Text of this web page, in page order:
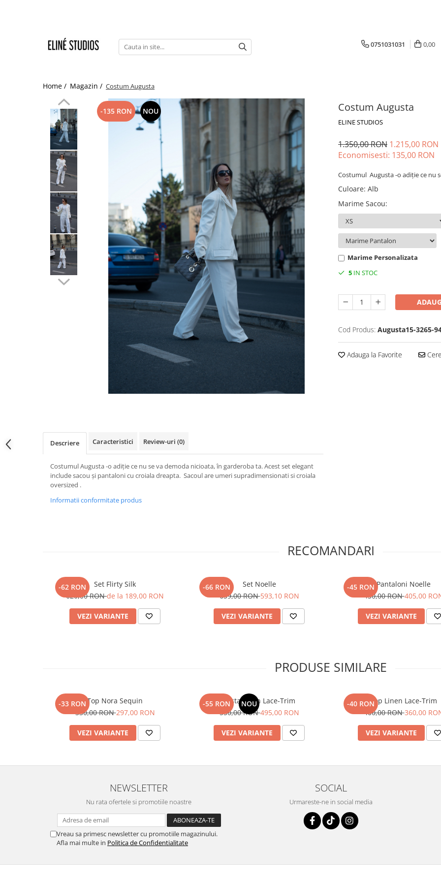
Lichidare de stoc
0751031031 0,00
Home / Magazin / Costum Augusta
Costum Augusta
ELINE STUDIOS
-135 RON NOU
1.350,00 RON 1.215,00 RON
Economisesti: 135,00 RON
Costumul Augusta -o adiție ce nu
Culoare: Alb
Marime Sacou:
Marime Personalizata
5 IN STOC
Cod Produs: Augusta15-3265-
Adauga la Favorite
Descriere Caracteristici Review-uri (0)
Costumul Augusta -o adiție ce nu se va demoda nicioata, în garderoba ta. Acest set elegant
include sacou și pantaloni cu croiala dreapta. Sacoul are umeri supradimensionati si croiala
oversized .
Informatii conformitate produs
RECOMANDARI
-62 RON
Set Flirty Silk
620,00 RONde la 189,00 RON
VEZI VARIANTE
-66 RON
Set Noelle
659,00 RON593,10 RON
VEZI VARIANTE
-45 RON Pantaloni Noelle
450,00 RON405,00
VEZI VARIANTE
PRODUSE SIMILARE
-33 RONTop Nora Sequin
330,00 RON297,00 RON
VEZI VARIANTE
-55 RON NOU
Fusta Linen Lace-Trim
550,00 RON495,00 RON
VEZI VARIANTE
-40 RONTop Linen Lace-Trim
400,00 RON360,00
VEZI VARIANTE
NEWSLETTER
Nu rata ofertele si promotiile noastre
Vreau sa primesc newsletter cu promotiile magazinului.
Afla mai multe in Politica de Confidentialitate
SOCIAL
Urmareste-ne in social media